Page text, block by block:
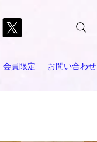
会員限定 お問い合わせ